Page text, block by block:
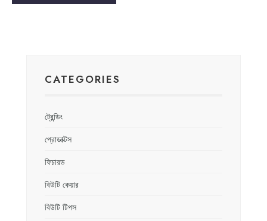
CATEGORIES
ট্রেন্ডিং
প্রোডাক্টস
ফিচারড
বিউটি কেয়ার
বিউটি টিপস